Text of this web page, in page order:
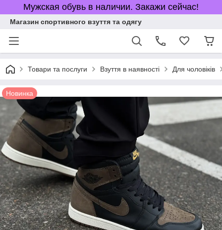
Мужская обувь в наличии. Закажи сейчас!
Магазин спортивного взуття та одягу
Товари та послуги Взуття в наявності Для чоловіків
Новинка